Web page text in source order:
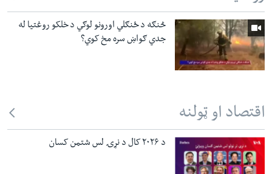
څنګه د ځنګلي اورونو لوګي د خلکو روغتیا له
جدي ګواښ سره مخ کوي؟
اقتصاد او ټولنه
د ۲۰۲۶ کال د نړۍ لس شتمن کسان